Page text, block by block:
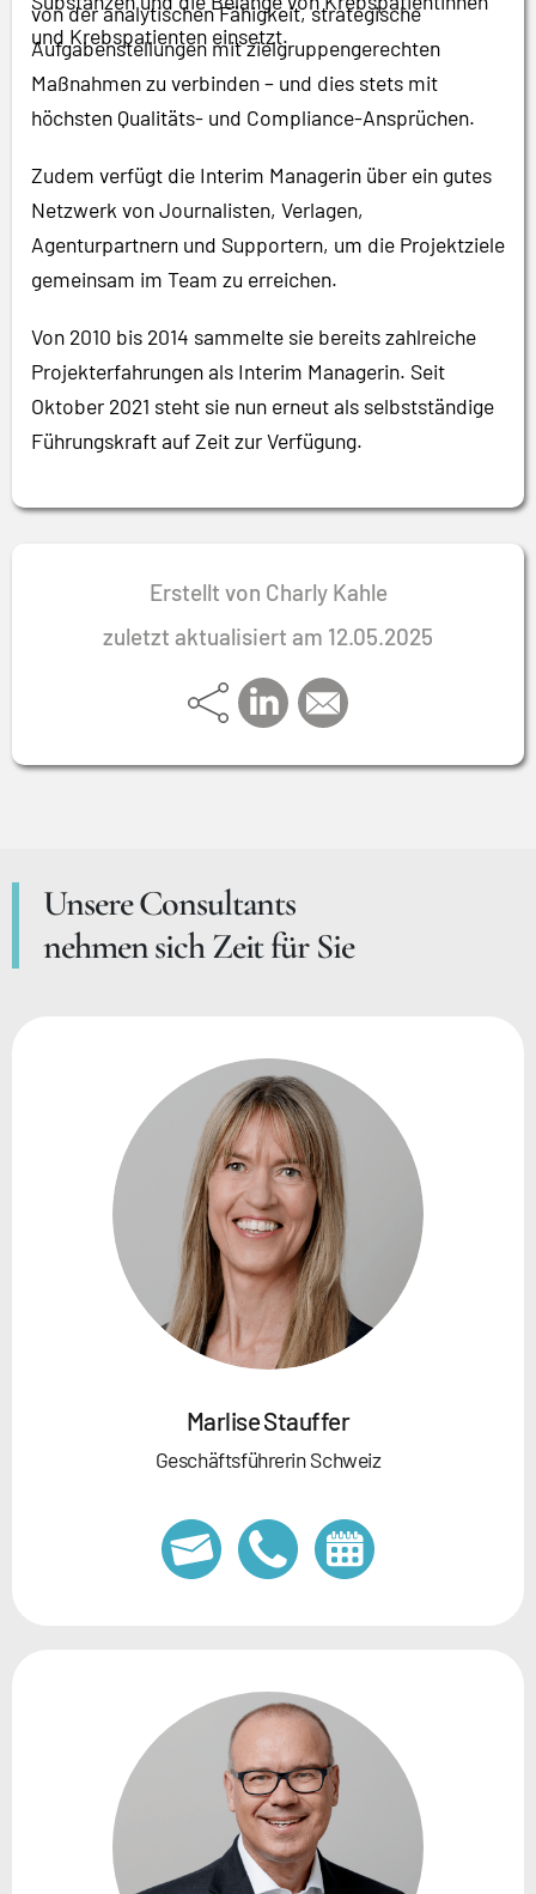
und Krebspatienten einsetzt.
von der analytischen Fähigkeit, strategische
Aufgabenstellungen mit zielgruppengerechten
Maßnahmen zu verbinden – und dies stets mit
höchsten Qualitäts- und Compliance-Ansprüchen.
Zudem verfügt die Interim Managerin über ein gutes
Netzwerk von Journalisten, Verlagen,
Agenturpartnern und Supportern, um die Projektziele
gemeinsam im Team zu erreichen.
Von 2010 bis 2014 sammelte sie bereits zahlreiche
Projekterfahrungen als Interim Managerin. Seit
Oktober 2021 steht sie nun erneut als selbstständige
Führungskraft auf Zeit zur Verfügung.
Erstellt von Charly Kahle
zuletzt aktualisiert am 12.05.2025
Unsere Consultants
nehmen sich Zeit für Sie
Marlise Stauffer
Geschäftsführerin Schweiz